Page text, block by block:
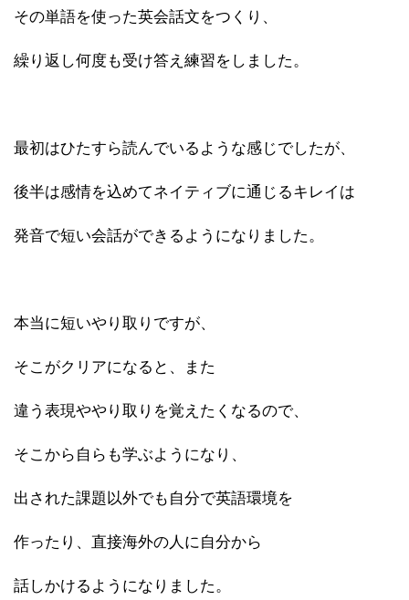
その単語を使った英会話文をつくり、
繰り返し何度も受け答え練習をしました。
最初はひたすら読んでいるような感じでしたが、
後半は感情を込めてネイティブに通じるキレイは
発音で短い会話ができるようになりました。
本当に短いやり取りですが、
そこがクリアになると、また
違う表現ややり取りを覚えたくなるので、
そこから自らも学ぶようになり、
出された課題以外でも自分で英語環境を
作ったり、直接海外の人に自分から
話しかけるようになりました。